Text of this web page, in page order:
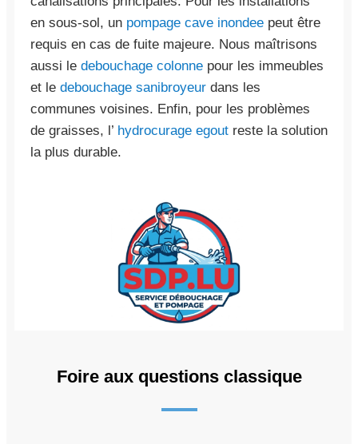
en sous-sol, un pompage cave inondee peut être
requis en cas de fuite majeure. Nous maîtrisons
aussi le debouchage colonne pour les immeubles
et le debouchage sanibroyeur dans les
communes voisines. Enfin, pour les problèmes
de graisses, l’ hydrocurage egout reste la solution
la plus durable.
Foire aux questions classique